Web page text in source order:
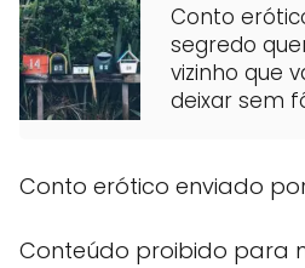
Conto
segredo
vizinho que
deixar sem
Conto erótico enviado
Conteúdo proibido para